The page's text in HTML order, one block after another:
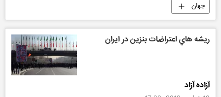
جهان
ريشه هاي اعتراضات بنزين در ايران
آزاده آزاد